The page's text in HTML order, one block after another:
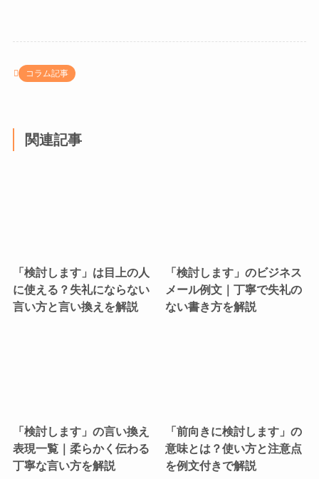
コラム記事
関連記事
「検討します」は目上の人
に使える？失礼にならない
言い方と言い換えを解説
「検討します」のビジネス
メール例文｜丁寧で失礼の
ない書き方を解説
「検討します」の言い換え
表現一覧｜柔らかく伝わる
丁寧な言い方を解説
「前向きに検討します」の
意味とは？使い方と注意点
を例文付きで解説